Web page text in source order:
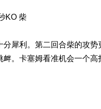
KO 柴
犀利。第二回合柴的攻
。卡塞姆看准机会一个